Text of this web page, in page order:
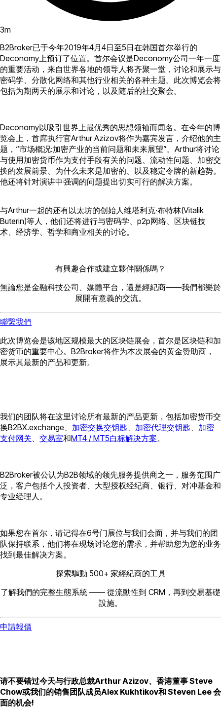
3m
B2Broker已于今年2019年4月4日至5日在韩国首尔举行的
Deconomy上预订了位置。首尔会议是Deconomy公司一年一度
的重要活动，来自世界各地的领导人将齐聚一堂，讨论和展示与
密码学、分散化网络和其他行业相关的各种主题。此次博览会将
包括为期两天的展示和讨论，以及随后的社交聚会。
Deconomy以吸引世界上最优秀的思想领袖而闻名。在今年的博
览会上，首席执行官Arthur Azizov将作为嘉宾发言，介绍他的主
题，“市场概况:加密产业的当前问题和未来展望”。Arthur将讨论
与使用加密货币作为支付手段有关的问题、流动性问题、加密交
换的发展前景、为什么未来是加密的、以及稳定令牌的新趋势。
他还将针对演讲中强调的问题提出切实可行的解决方案。
与Arthur一起的还有以太坊的创始人维塔利克·布特林(Vitalik
Buterin)等人，他们还将进行与密码学、p2p网络、区块链技
术、经济学、哲学和商业相关的讨论。
有興趣合作或建立夥伴關係嗎？
無論您是金融科技公司、媒體平台，還是經紀商——我們都樂於
展開有意義的交流。
聯繫我們
此次博览会是该地区规模最大的区块链展会，首尔是区块链和加
密货币的重要中心。B2Broker将作为本次展会的黄金赞助商，
展示其最新的产品和更新。
我们的团队将在这里讨论所有最新的产品更新，包括加密货币交
换B2BX.exchange、 加密交换交钥匙 加密代理交钥匙
加密
支付网关
交易室和MT4 / MT5白标解决方案。
B2Broker被公认为B2B领域的领先服务提供商之一，服务范围广
泛，客户包括个人投资者、大型授权经纪商、银行、对冲基金和
专业经理人。
如果您在首尔，请记得在6号门展位与我们会面，并与我们的团
队保持联系，他们将在现场讨论您的需求，并帮助您为您的业务
找到最佳解决方案。
探索驅動 500+ 家經紀商的工具
了解我們的完整生態系統 —— 從流動性到 CRM，再到交易基礎
設施。
申請報價
请不要错过今天与行政总裁Arthur Azizov、香港董事 Steve
Chow或我们的销售团队成员Alex Kukhtikov和 Steven Lee 会
面的机会!